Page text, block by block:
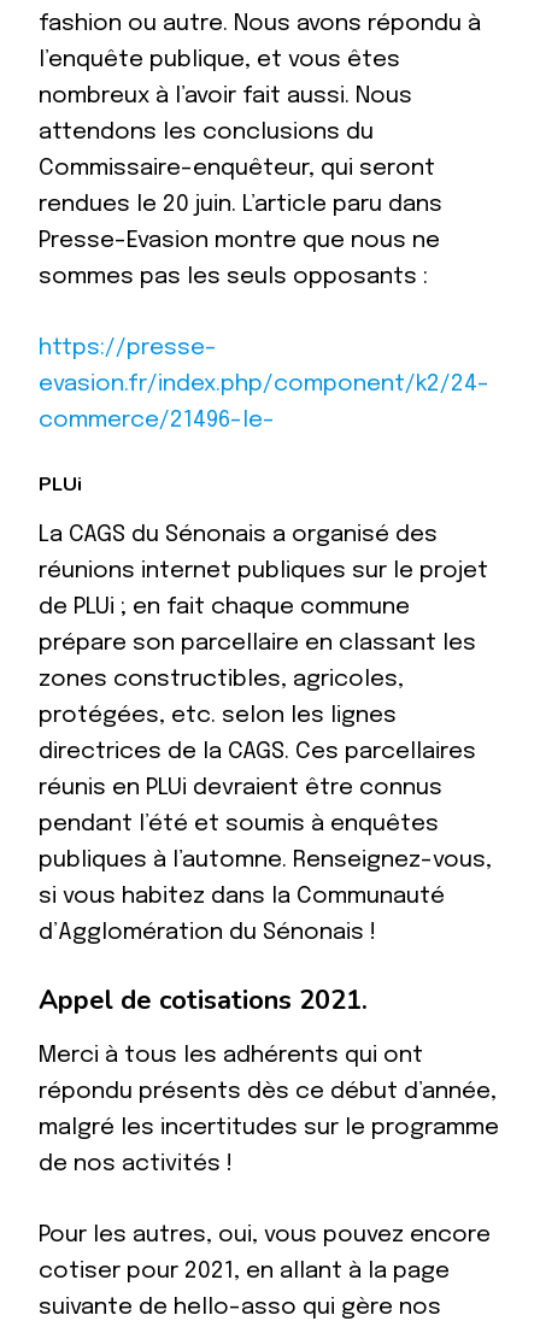
fashion ou autre. Nous avons répondu à
l’enquête publique, et vous êtes
nombreux à l’avoir fait aussi. Nous
attendons les conclusions du
Commissaire-enquêteur, qui seront
rendues le 20 juin. L’article paru dans
Presse-Evasion montre que nous ne
sommes pas les seuls opposants :
https://presse-
evasion.fr/index.php/component/k2/24-
commerce/21496-le-
PLUi
La CAGS du Sénonais a organisé des
réunions internet publiques sur le projet
de PLUi ; en fait chaque commune
prépare son parcellaire en classant les
zones constructibles, agricoles,
protégées, etc. selon les lignes
directrices de la CAGS. Ces parcellaires
réunis en PLUi devraient être connus
pendant l’été et soumis à enquêtes
publiques à l’automne. Renseignez-vous,
si vous habitez dans la Communauté
d’Agglomération du Sénonais !
Appel de cotisations 2021.
Merci à tous les adhérents qui ont
répondu présents dès ce début d’année,
malgré les incertitudes sur le programme
de nos activités !
Pour les autres, oui, vous pouvez encore
cotiser pour 2021, en allant à la page
suivante de hello-asso qui gère nos